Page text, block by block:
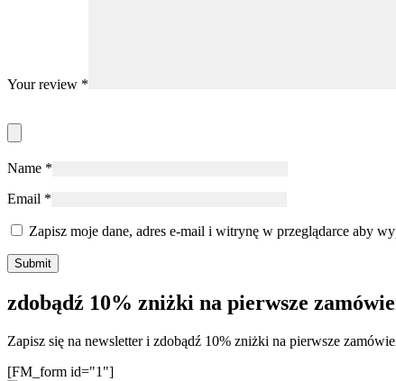
Your review *
Name *
Email *
Zapisz moje dane, adres e-mail i witrynę w przeglądarce aby
zdobądź 10% zniżki na pierwsze
Zapisz się na newsletter i zdobądź 10% zniżki na pierwsze
[FM_form id="1"]